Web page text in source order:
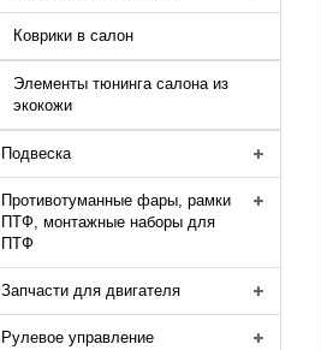
Коврики в салон
Элементы тюнинга салона из
экокожи
Подвеска
Противотуманные фары, рамки
ПТФ, монтажные наборы для
ПТФ
Запчасти для двигателя
Рулевое управление